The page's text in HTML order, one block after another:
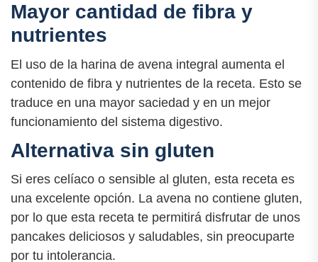
Mayor cantidad de fibra y
nutrientes
El uso de la harina de avena integral aumenta el
contenido de fibra y nutrientes de la receta. Esto se
traduce en una mayor saciedad y en un mejor
funcionamiento del sistema digestivo.
Alternativa sin gluten
Si eres celíaco o sensible al gluten, esta receta es
una excelente opción. La avena no contiene gluten,
por lo que esta receta te permitirá disfrutar de unos
pancakes deliciosos y saludables, sin preocuparte
por tu intolerancia.